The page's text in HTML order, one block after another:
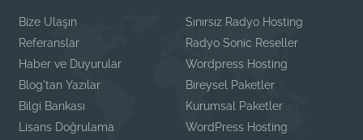
Bize Ulaşın
Referanslar
Haber ve Duyurular
Blog'tan Yazılar
Bilgi Bankası
Lisans Doğrulama
Sınırsız Radyo Hosting
Radyo Sonic Reseller
Wordpress Hosting
Bireysel Paketler
Kurumsal Paketler
WordPress Hosting